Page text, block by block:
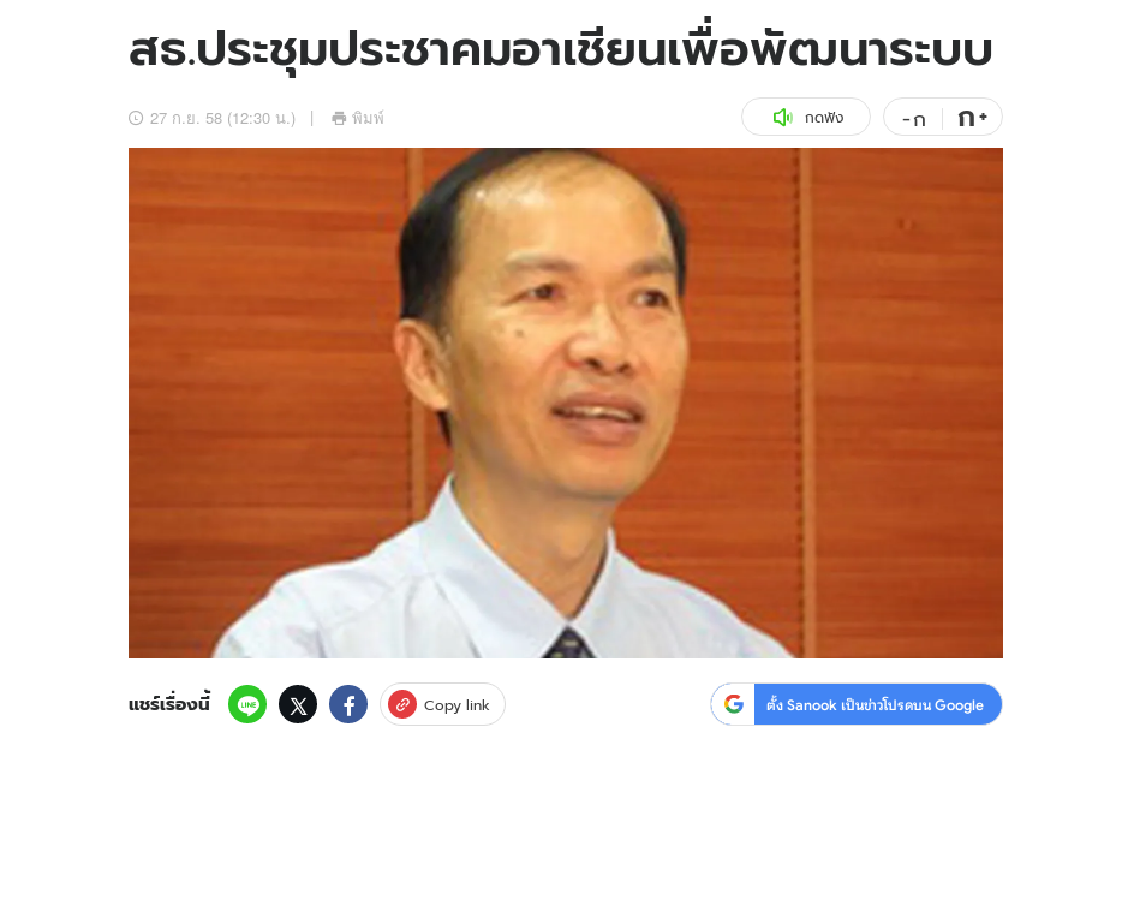
ข่าวบันเทิง
สถิติหวยไทย
ผู้ชาย
วัยรุ่น
รถยนต์
Tasteful Thailand
Sanook Choice
เกมส์
คลิป
พอดแคสต์
ติดตามสนุกโซเชียลได้ที่
บริษัท อิมเมจ ฟิวเจอร์ (ประเทศไทย) จำกัด
สธ.ประชุมประชาคมอาเชียนเพื่อพัฒนาระบบ
27 ก.ย. 58 (12:30 น.) พิมพ์ กดฟัง -ก ก+
แชร์เรื่องนี้ Copy link ตั้ง Sanook เป็นข่าวโปรดบน Google